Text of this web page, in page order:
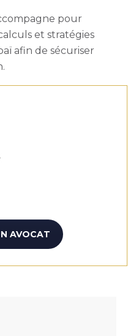
pour
et stratégies
afin de sécuriser
AVOCAT